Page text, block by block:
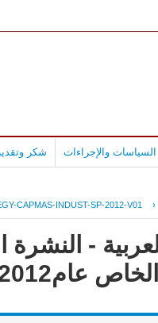
السياسات والإجراءات شكر وتقدير
CAPMAS-INDUST-SP-2012-V01 ›
- النشرة
عام2012